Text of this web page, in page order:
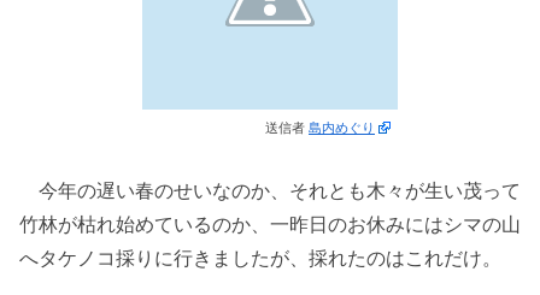
送信者 島内めぐり
今年の遅い春のせいなのか、それとも木々が生い茂って
竹林が枯れ始めているのか、一昨日のお休みにはシマの山
へタケノコ採りに行きましたが、採れたのはこれだけ。